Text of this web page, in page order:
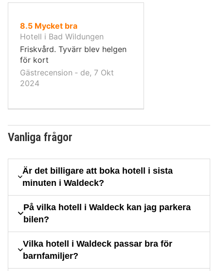
8.5av
10,
Mycket bra
Hotell i Bad Wildungen
Friskvård. Tyvärr blev helgen
för kort
Gästrecension ‐ de, 7 Okt
2024
Vanliga frågor
Är det billigare att boka hotell i sista
minuten i Waldeck?
På vilka hotell i Waldeck kan jag parkera
bilen?
Vilka hotell i Waldeck passar bra för
barnfamiljer?